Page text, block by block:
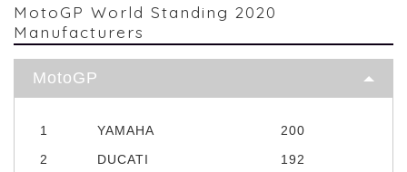
MotoGP World Standing 2020
Manufacturers
MotoGP
1 YAMAHA
200
2
DUCATI
192